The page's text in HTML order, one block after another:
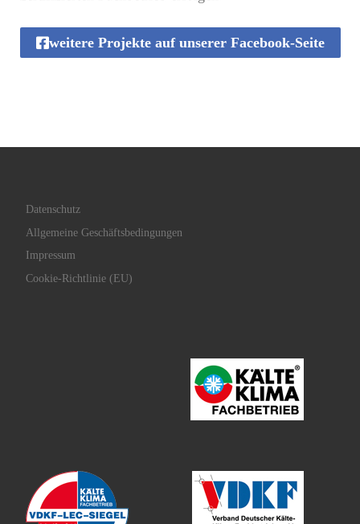
weitere Projekte auf unserer Facebook-Seite
Datenschutz
Allgemeine Geschäftsbedingungen
Impressum
Cookie-Richtlinie (EU)